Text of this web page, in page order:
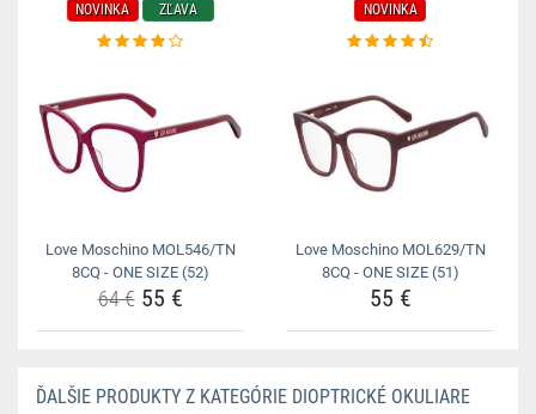
NOVINKA ZĽAVA
Love Moschino MOL546/TN
8CQ - ONE SIZE (52)
64 €55 €
NOVINKA
Love Moschino MOL629/TN
8CQ - ONE SIZE (51)
55 €
ĎALŠIE PRODUKTY Z KATEGÓRIE DIOPTRICKÉ OKULIARE